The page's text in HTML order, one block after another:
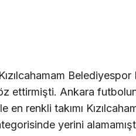
ettirmişti. Ankara
en renkli takımı
yerini